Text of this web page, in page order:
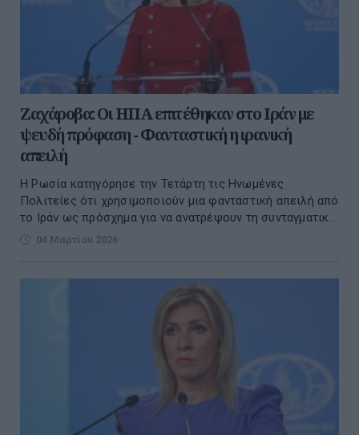
Ζαχάροβα: Οι ΗΠΑ επιτέθηκαν στο Ιράν με
ψευδή πρόφαση - Φανταστική η ιρανική
απειλή
Η Ρωσία κατηγόρησε την Τετάρτη τις Ηνωμένες
Πολιτείες ότι χρησιμοποιούν μια φανταστική απειλή από
το Ιράν ως πρόσχημα για να ανατρέψουν τη συνταγματικ...
04 Μαρτίου 2026